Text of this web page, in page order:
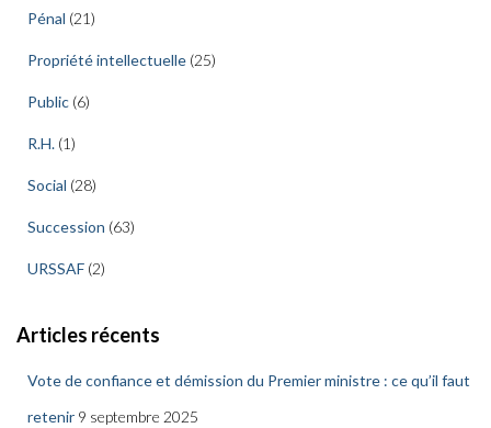
Pénal (21)
Propriété intellectuelle (25)
Public (6)
R.H. (1)
Social (28)
Succession (63)
URSSAF (2)
Articles récents
Vote de confiance et démission du Premier ministre : ce qu’il faut
retenir 9 septembre 2025